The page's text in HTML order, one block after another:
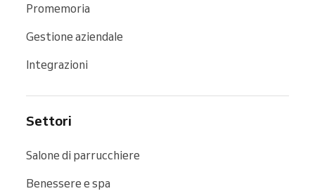
Promemoria
Gestione aziendale
Integrazioni
Settori
Salone di parrucchiere
Benessere e spa